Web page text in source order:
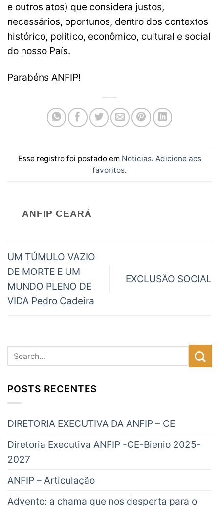
e outros atos) que considera justos,
necessários, oportunos, dentro dos contextos
histórico, político, econômico, cultural e social
do nosso País.
Parabéns ANFIP!
Esse registro foi postado em Noticias. Adicione aos
favoritos.
ANFIP CEARÁ
UM TÚMULO VAZIO
DE MORTE E UM
MUNDO PLENO DE
VIDA Pedro Cadeira
EXCLUSÃO SOCIAL
POSTS RECENTES
DIRETORIA EXECUTIVA DA ANFIP – CE
Diretoria Executiva ANFIP -CE-Bienio 2025-
2027
ANFIP – Articulação
Advento: a chama que nos desperta para o